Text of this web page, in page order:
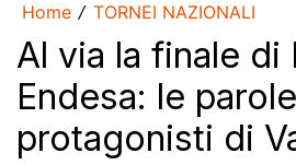
Home / TORNEI NAZIONALI
Al via la finale di
Endesa: le
protagonisti di